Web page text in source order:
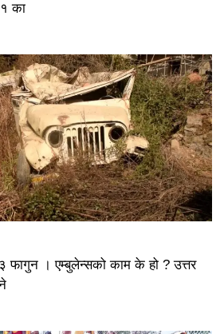
का
फागुन । एम्बुलेन्सको काम के हो ? उत्तर